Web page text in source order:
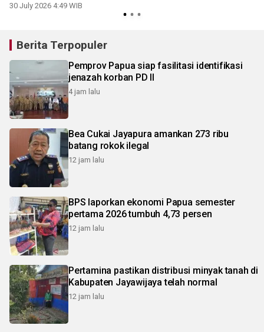
30 July 2026 4:49 WIB
Berita Terpopuler
Pemprov Papua siap fasilitasi identifikasi
jenazah korban PD II
4 jam lalu
Bea Cukai Jayapura amankan 273 ribu
batang rokok ilegal
12 jam lalu
BPS laporkan ekonomi Papua semester
pertama 2026 tumbuh 4,73 persen
12 jam lalu
Pertamina pastikan distribusi minyak tanah di
Kabupaten Jayawijaya telah normal
12 jam lalu